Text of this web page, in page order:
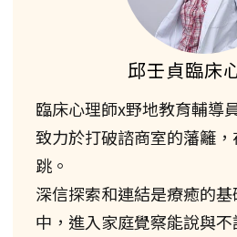
邱壬貞臨床
臨床心理師x野地教育輔導
致力於打破諮商室的藩籬
跳。
深信探索和連結是療癒的
中，進入家庭覺察能說與